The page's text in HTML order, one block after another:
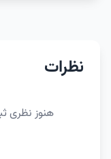
نظرات
هنوز نظری